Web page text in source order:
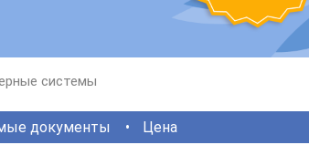
системы
документы Цена